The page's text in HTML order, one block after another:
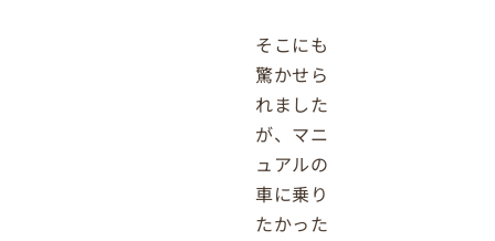
そこにも
驚かせら
れました
が、マニ
ュアルの
車に乗り
たかった